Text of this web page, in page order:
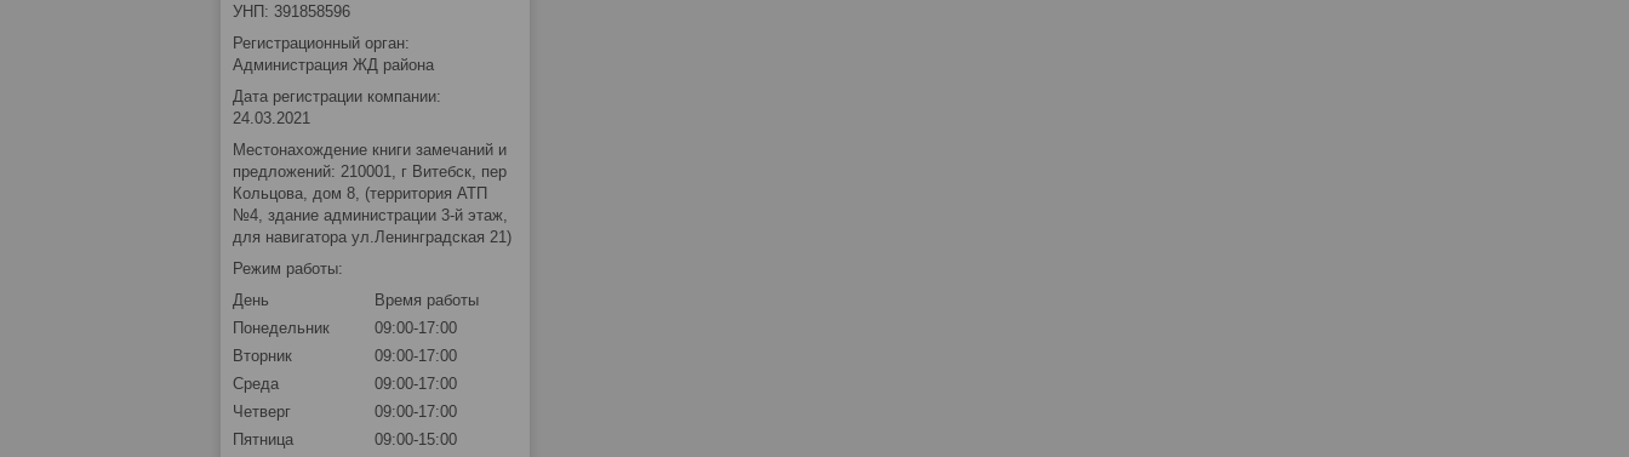
УНП: 391858596
Регистрационный орган:
Администрация ЖД района
Дата регистрации компании:
24.03.2021
Местонахождение книги замечаний и
предложений: 210001, г Витебск, пер
Кольцова, дом 8, (территория АТП
№4, здание администрации 3-й этаж,
для навигатора ул.Ленинградская 21)
Режим работы:
День
Время работы
Понедельник
09:00-17:00
Вторник
09:00-17:00
Среда
09:00-17:00
Четверг
09:00-17:00
Пятница
09:00-15:00